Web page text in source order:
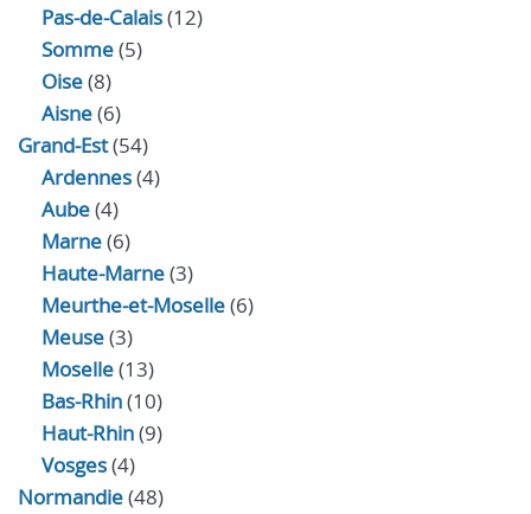
Pas-de-Calais(12)
Somme(5)
Oise(8)
Aisne(6)
Grand-Est(54)
Ardennes(4)
Aube(4)
Marne(6)
Haute-Marne(3)
Meurthe-et-Moselle(6)
Meuse(3)
Moselle(13)
Bas-Rhin(10)
Haut-Rhin(9)
Vosges(4)
Normandie(48)